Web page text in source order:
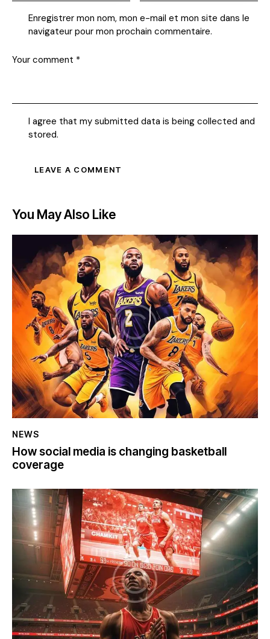
Enregistrer mon nom, mon e-mail et mon site dans le
navigateur pour mon prochain commentaire.
I agree that my submitted data is being collected and
stored.
You May Also Like
NEWS
How social media is changing basketball
coverage